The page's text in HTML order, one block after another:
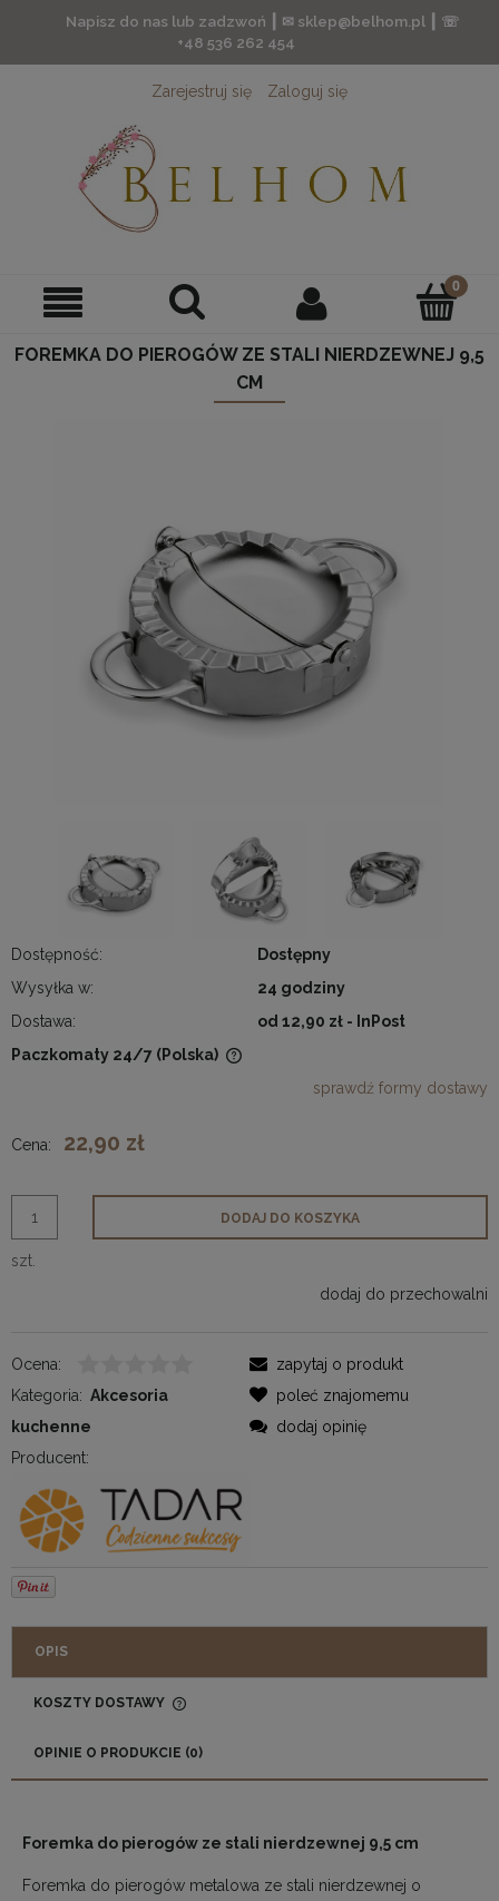
Napisz do nas lub zadzwoń ┃ ✉ sklep@belhom.pl ┃ ☏
+48 536 262 454
Zarejestruj się Zaloguj się
FOREMKA DO PIEROGÓW ZE STALI NIERDZEWNEJ 9,5
CM
Dostępność:
Dostępny
Wysyłka w:
24 godziny
Dostawa:
od 12,90 zł - InPost
Paczkomaty 24/7 (Polska)
sprawdź formy dostawy
Cena: 22,90 zł
szt.
DODAJ DO KOSZYKA
dodaj do przechowalni
Ocena:
Kategoria: Akcesoria
kuchenne
Producent:
zapytaj o produkt
poleć znajomemu
dodaj opinię
OPIS
KOSZTY DOSTAWY
CENA NIE ZAWIERA EWENTUALNYCH KOSZTÓW
OPINIE O PRODUKCIE (0)
Foremka do pierogów ze stali nierdzewnej 9,5 cm
Foremka do pierogów metalowa ze stali nierdzewnej o